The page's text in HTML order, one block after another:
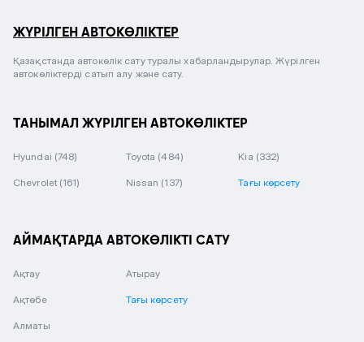
ЖҮРІЛГЕН АВТОКӨЛІКТЕР
Қазақстанда автокөлік сату туралы хабарландырулар. Жүрілген
автокөліктерді сатып алу және сату.
ТАНЫМАЛ ЖҮРІЛГЕН АВТОКӨЛІКТЕР
Hyundai (748) Toyota (484) Kia (332)
Chevrolet (161) Nissan (137) Тағы көрсету
АЙМАҚТАРДА АВТОКӨЛІКТІ САТУ
Ақтау
Ақтөбе
Алматы
Атырау
Тағы көрсету